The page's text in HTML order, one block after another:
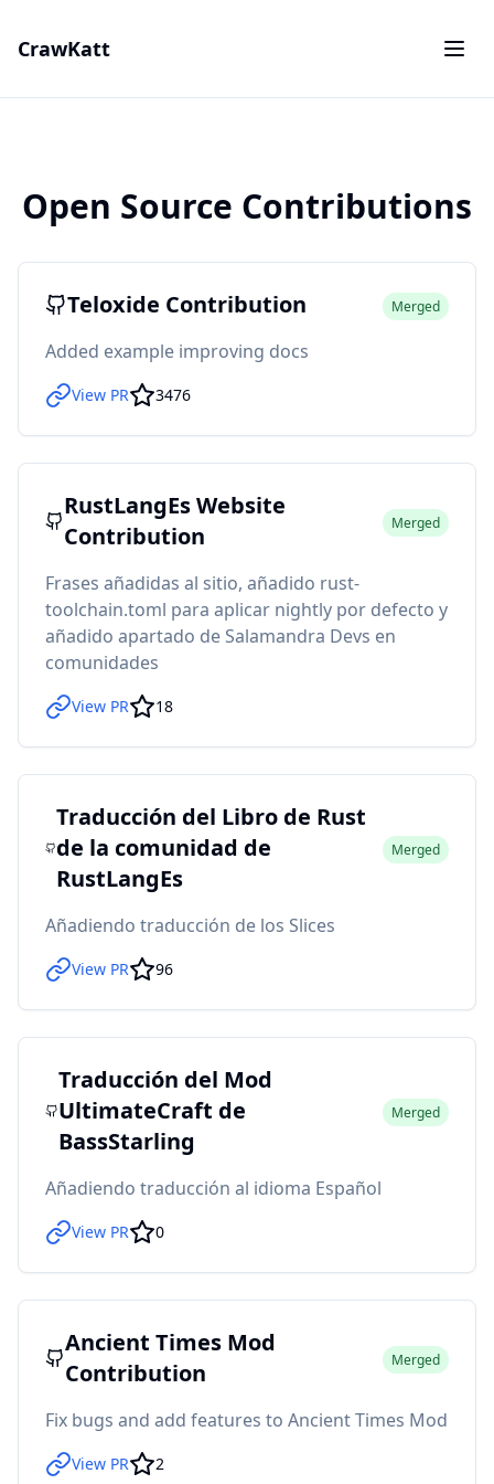
CrawKatt
Open Source Contributions
Teloxide Contribution Merged
Added example improving docs
View PR 3476
RustLangEs Website
Contribution
Merged
Frases añadidas al sitio, añadido rust-
toolchain.toml para aplicar nightly por defecto y
añadido apartado de Salamandra Devs en
comunidades
View PR 18
Traducción del Libro de Rust
de la comunidad de
RustLangEs
Merged
Añadiendo traducción de los Slices
View PR 96
Traducción del Mod
UltimateCraft de
BassStarling
Merged
Añadiendo traducción al idioma Español
View PR 0
Ancient Times Mod
Contribution
Merged
Fix bugs and add features to Ancient Times Mod
View PR 2